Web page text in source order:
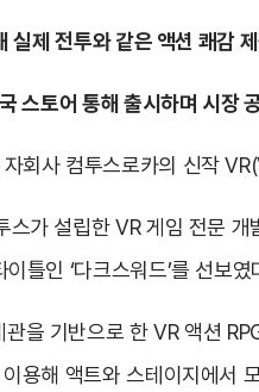
실제 전투와 같은 액션 쾌감
스토어 통해 출시하며 시장
회사 컴투스로카의 신작
가 설립한 VR 게임 전문
틀인 ‘다크스워드’를 선보였
관을 기반으로 한 VR 액션
이용해 액트와 스테이지에서